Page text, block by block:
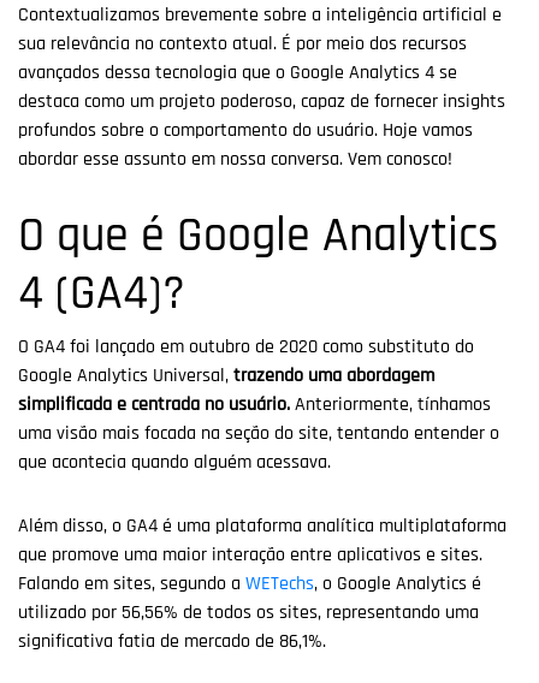
Contextualizamos brevemente sobre a inteligência artificial e
sua relevância no contexto atual. É por meio dos recursos
avançados dessa tecnologia que o Google Analytics 4 se
destaca como um projeto poderoso, capaz de fornecer insights
profundos sobre o comportamento do usuário. Hoje vamos
abordar esse assunto em nossa conversa. Vem conosco!
O que é Google Analytics
4 (GA4)?
O GA4 foi lançado em outubro de 2020 como substituto do
Google Analytics Universal,trazendo uma abordagem
simplificada e centrada no usuário.Anteriormente, tínhamos
uma visão mais focada na seção do site, tentando entender o
que acontecia quando alguém acessava.
Além disso, o GA4 é uma plataforma analítica multiplataforma
que promove uma maior interação entre aplicativos e sites.
Falando em sites, segundo a WETechs, o Google Analytics é
utilizado por 56,56% de todos os sites, representando uma
significativa fatia de mercado de 86,1%.